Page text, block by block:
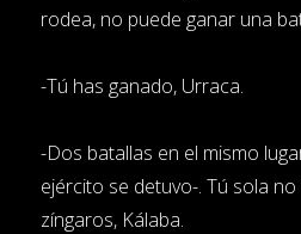
rodea, no puede ganar una
-Tú has ganado, Urraca.
-Dos batallas en el mismo
ejército se detuvo-. Tú sola
zíngaros, Kálaba.